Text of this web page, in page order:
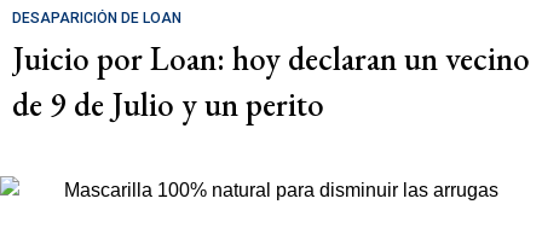
DESAPARICIÓN DE LOAN
Juicio por Loan: hoy declaran un vecino
de 9 de Julio y un perito